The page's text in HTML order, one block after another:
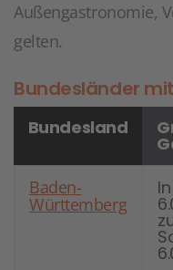
Außengastronomie,
gelten.
Bundesländer
Bundesland
Baden-
Württemberg